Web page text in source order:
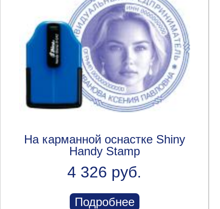
На карманной оснастке Shiny
Handy Stamp
4 326 руб.
Подробнее